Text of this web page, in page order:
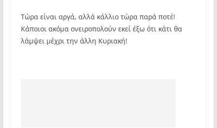
Τώρα είναι αργά, αλλά κάλλιο τώρα παρά ποτέ!
Κάποιοι ακόμα ονειροπολούν εκεί έξω ότι κάτι θα
λάμψει μέχρι την άλλη Κυριακή!